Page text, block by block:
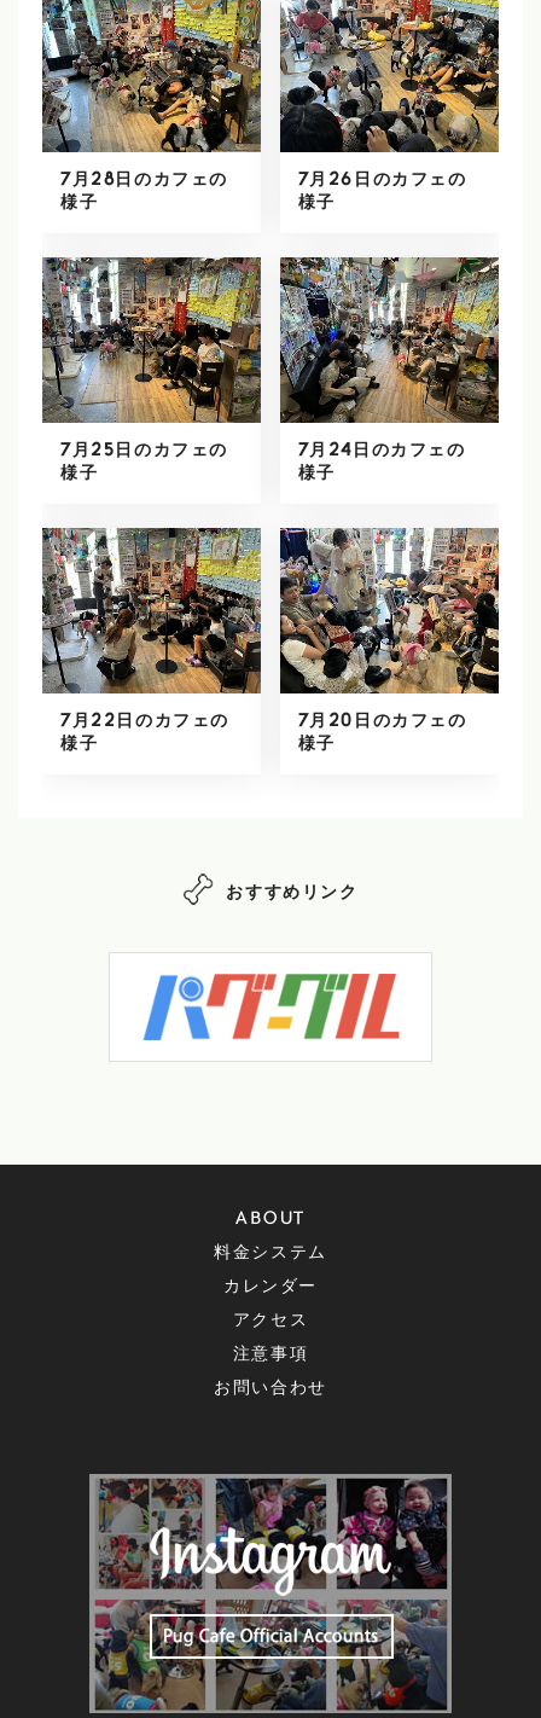
7月28日のカフェの
様子
7月26日のカフェの
様子
7月25日のカフェの
様子
7月24日のカフェの
様子
7月22日のカフェの
様子
7月20日のカフェの
様子
おすすめリンク
ABOUT
料金システム
カレンダー
アクセス
注意事項
お問い合わせ